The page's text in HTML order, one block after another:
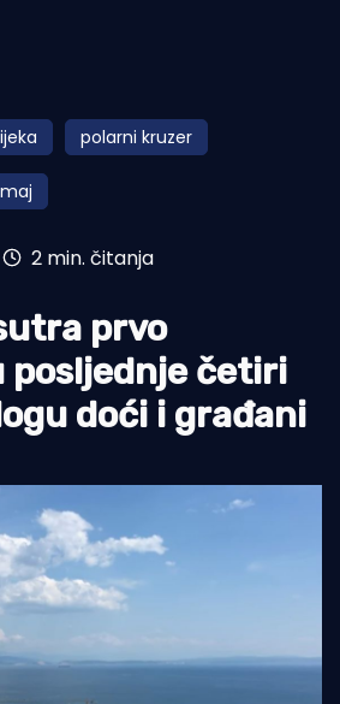
polarni kruzer
2 min. čitanja
prvo
posljednje četiri
doći i građani